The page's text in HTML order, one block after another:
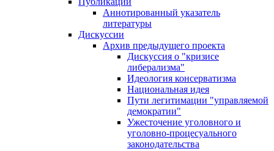
Аннотированный указатель
литературы
Дискуссии
Архив предыдущего проекта
Дискуссия о "кризисе
либерализма"
Идеология консерватизма
Национальная идея
Пути легитимации "управляемой
демократии"
Ужесточение уголовного и
уголовно-процесуального
законодательства